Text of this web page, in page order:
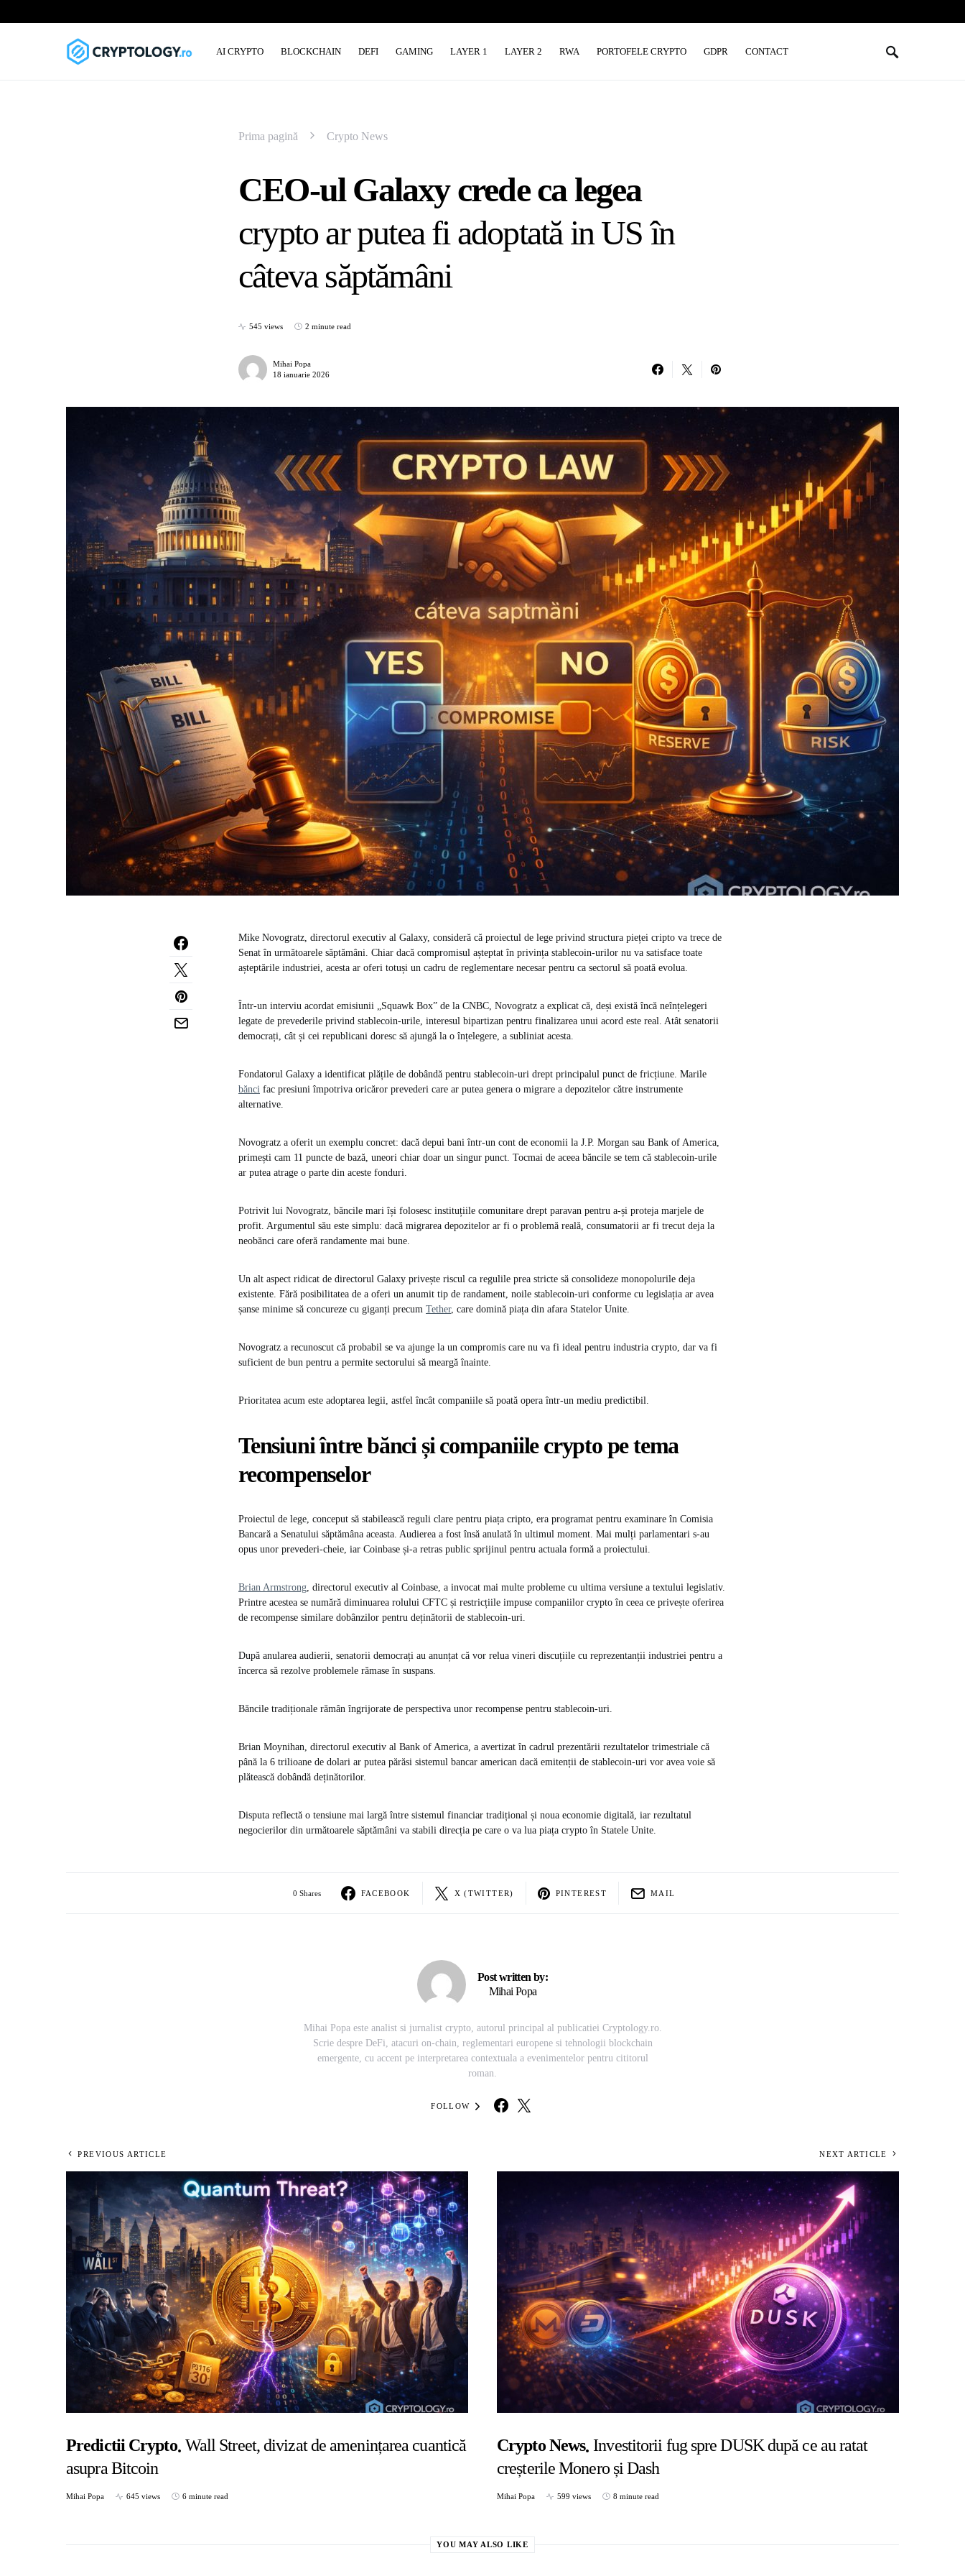
AI CRYPTO BLOCKCHAIN DEFI GAMING LAYER 1 LAYER 2 RWA PORTOFELE CRYPTO GDPR CONTACT
Prima pagină Crypto News
CEO-ul Galaxy crede ca legea
crypto ar putea fi adoptată in US în
câteva săptămâni
545 views 2 minute read
Mihai Popa
18 ianuarie 2026
Mike Novogratz, directorul executiv al Galaxy, consideră că proiectul de lege privind structura pieței cripto va trece de
Senat în următoarele săptămâni. Chiar dacă compromisul așteptat în privința stablecoin-urilor nu va satisface toate
așteptările industriei, acesta ar oferi totuși un cadru de reglementare necesar pentru ca sectorul să poată evolua.
Într-un interviu acordat emisiunii „Squawk Box” de la CNBC, Novogratz a explicat că, deși există încă neînțelegeri
legate de prevederile privind stablecoin-urile, interesul bipartizan pentru finalizarea unui acord este real. Atât senatorii
democrați, cât și cei republicani doresc să ajungă la o înțelegere, a subliniat acesta.
Fondatorul Galaxy a identificat plățile de dobândă pentru stablecoin-uri drept principalul punct de fricțiune. Marile
bănci fac presiuni împotriva oricăror prevederi care ar putea genera o migrare a depozitelor către instrumente
alternative.
Novogratz a oferit un exemplu concret: dacă depui bani într-un cont de economii la J.P. Morgan sau Bank of America,
primești cam 11 puncte de bază, uneori chiar doar un singur punct. Tocmai de aceea băncile se tem că stablecoin-urile
ar putea atrage o parte din aceste fonduri.
Potrivit lui Novogratz, băncile mari își folosesc instituțiile comunitare drept paravan pentru a-și proteja marjele de
profit. Argumentul său este simplu: dacă migrarea depozitelor ar fi o problemă reală, consumatorii ar fi trecut deja la
neobănci care oferă randamente mai bune.
Un alt aspect ridicat de directorul Galaxy privește riscul ca regulile prea stricte să consolideze monopolurile deja
existente. Fără posibilitatea de a oferi un anumit tip de randament, noile stablecoin-uri conforme cu legislația ar avea
șanse minime să concureze cu giganți precum Tether, care domină piața din afara Statelor Unite.
Novogratz a recunoscut că probabil se va ajunge la un compromis care nu va fi ideal pentru industria crypto, dar va fi
suficient de bun pentru a permite sectorului să meargă înainte.
Prioritatea acum este adoptarea legii, astfel încât companiile să poată opera într-un mediu predictibil.
Tensiuni între bănci și companiile crypto pe tema
recompenselor
Proiectul de lege, conceput să stabilească reguli clare pentru piața cripto, era programat pentru examinare în Comisia
Bancară a Senatului săptămâna aceasta. Audierea a fost însă anulată în ultimul moment. Mai mulți parlamentari s-au
opus unor prevederi-cheie, iar Coinbase și-a retras public sprijinul pentru actuala formă a proiectului.
Brian Armstrong, directorul executiv al Coinbase, a invocat mai multe probleme cu ultima versiune a textului legislativ.
Printre acestea se numără diminuarea rolului CFTC și restricțiile impuse companiilor crypto în ceea ce privește oferirea
de recompense similare dobânzilor pentru deținătorii de stablecoin-uri.
După anularea audierii, senatorii democrați au anunțat că vor relua vineri discuțiile cu reprezentanții industriei pentru a
încerca să rezolve problemele rămase în suspans.
Băncile tradiționale rămân îngrijorate de perspectiva unor recompense pentru stablecoin-uri.
Brian Moynihan, directorul executiv al Bank of America, a avertizat în cadrul prezentării rezultatelor trimestriale că
până la 6 trilioane de dolari ar putea părăsi sistemul bancar american dacă emitenții de stablecoin-uri vor avea voie să
plătească dobândă deținătorilor.
Disputa reflectă o tensiune mai largă între sistemul financiar tradițional și noua economie digitală, iar rezultatul
negocierilor din următoarele săptămâni va stabili direcția pe care o va lua piața crypto în Statele Unite.
0 Shares FACEBOOK X (TWITTER) PINTEREST MAIL
Post written by:
Mihai Popa
Mihai Popa este analist si jurnalist crypto, autorul principal al publicatiei Cryptology.ro.
Scrie despre DeFi, atacuri on-chain, reglementari europene si tehnologii blockchain
emergente, cu accent pe interpretarea contextuala a evenimentelor pentru cititorul
roman.
FOLLOW
PREVIOUS ARTICLE
Predictii Crypto Wall Street, divizat de amenințarea cuantică
asupra Bitcoin
Mihai Popa 645 views 6 minute read
NEXT ARTICLE
Crypto News Investitorii fug spre DUSK după ce au ratat
creșterile Monero și Dash
Mihai Popa 599 views 8 minute read
YOU MAY ALSO LIKE